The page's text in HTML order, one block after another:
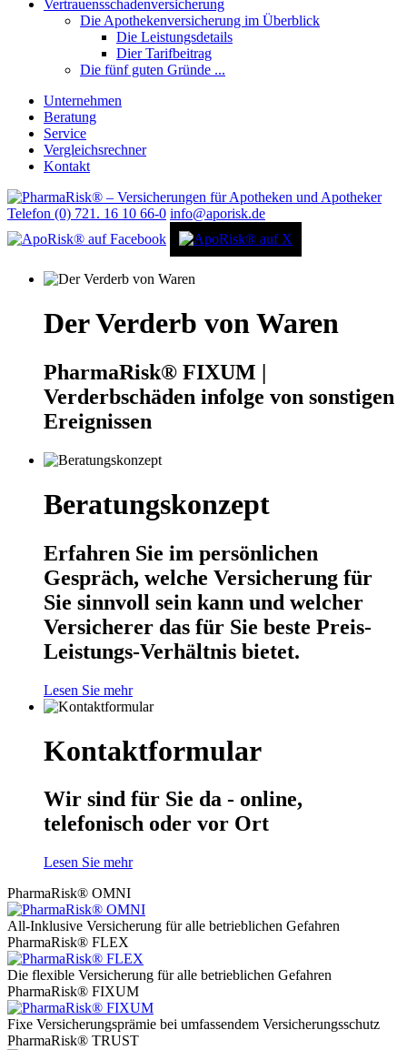
Vertrauensschadenversicherung
Die Apothekenversicherung im Überblick
Die Leistungsdetails
Dier Tarifbeitrag
Die fünf guten Gründe ...
Unternehmen
Beratung
Service
Vergleichsrechner
Kontakt
Telefon (0) 721. 16 10 66-0 info@aporisk.de
Der Verderb von Waren
PharmaRisk® FIXUM |
Verderbschäden infolge von sonstigen
Ereignissen
Beratungskonzept
Erfahren Sie im persönlichen
Gespräch, welche Versicherung für
Sie sinnvoll sein kann und welcher
Versicherer das für Sie beste Preis-
Leistungs-Verhältnis bietet.
Lesen Sie mehr
Kontaktformular
Wir sind für Sie da - online,
telefonisch oder vor Ort
Lesen Sie mehr
PharmaRisk® OMNI
All-Inklusive Versicherung für alle betrieblichen Gefahren
PharmaRisk® FLEX
Die flexible Versicherung für alle betrieblichen Gefahren
PharmaRisk® FIXUM
Fixe Versicherungsprämie bei umfassendem Versicherungsschutz
PharmaRisk® TRUST